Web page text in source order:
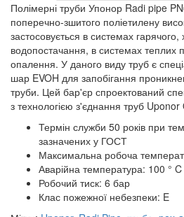
Полімерні труби Упонор Radi pipe
поперечно-зшитого поліетилену
застосовується в системах
водопостачання, в системах теплих
опалення. У даного виду труб є
шар EVOH для запобігання
труби. Цей бар'єр спроектований
з технологією з'єднання труб Uponor
Термін служби 50 років при
зазначених у ГОСТ
Максимальна робоча
Аварійна температура: 100 ° C
Робочий тиск: 6 бар
Клас пожежної небезпеки: E